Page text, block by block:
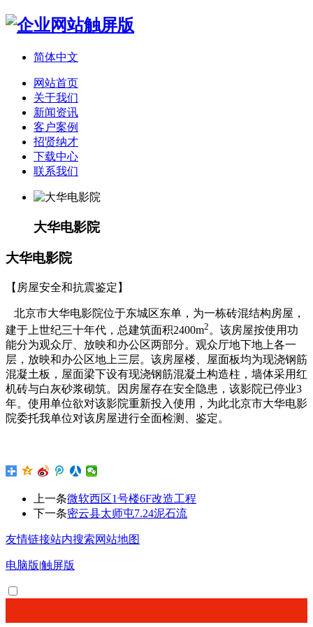
简体中文
网站首页
关于我们
新闻资讯
客户案例
招贤纳才
下载中心
联系我们
大华电影院
大华电影院
【房屋安全和抗震鉴定】
北京市大华电影院位于东城区东单，为一栋砖混结构房屋，
建于上世纪三十年代，总建筑面积2400m2 。该房屋按使用功
能分为观众厅、放映和办公区两部分。观众厅地下地上各一
层，放映和办公区地上三层。该房屋楼、屋面板均为现浇钢筋
混凝土板，屋面梁下设有现浇钢筋混凝土构造柱，墙体采用红
机砖与白灰砂浆砌筑。因房屋存在安全隐患，该影院已停业3
年。使用单位欲对该影院重新投入使用，为此北京市大华电影
院委托我单位对该房屋进行全面检测、鉴定。
上一条微软西区1号楼6F改造工程
下一条密云县太师屯7.24泥石流
友情链接站内搜索网站地图
电脑版|触屏版